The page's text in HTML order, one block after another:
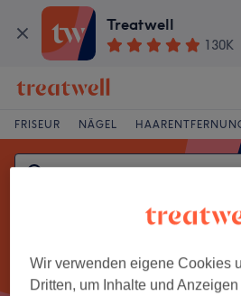
Treatwell
130K
FRISEUR NÄGEL
Wir verwenden eigene Cookies
Dritten, um Inhalte und